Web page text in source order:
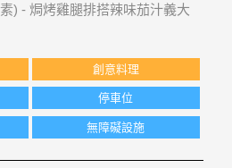
) - 焗烤雞腿排搭辣味茄汁義大
創意料理
停車位
無障礙設施